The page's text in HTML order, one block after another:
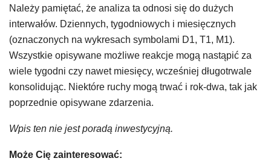
Należy pamiętać, że analiza ta odnosi się do dużych
interwałów. Dziennych, tygodniowych i miesięcznych
(oznaczonych na wykresach symbolami D1, T1, M1).
Wszystkie opisywane możliwe reakcje mogą nastąpić za
wiele tygodni czy nawet miesięcy, wcześniej długotrwale
konsolidując. Niektóre ruchy mogą trwać i rok-dwa, tak jak
poprzednie opisywane zdarzenia.
Wpis ten nie jest poradą inwestycyjną.
Może Cię zainteresować: